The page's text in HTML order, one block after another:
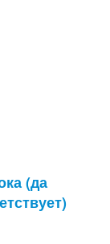
(да